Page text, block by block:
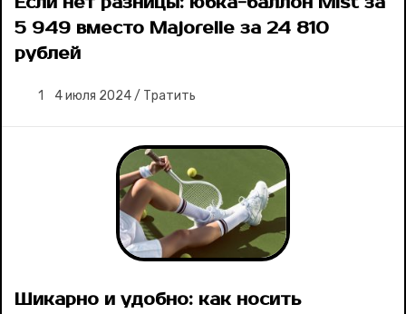
5 949 вместо Majorelle за 24 810
рублей
1 4 июля 2024/ Тратить
Шикарно и удобно: как носить